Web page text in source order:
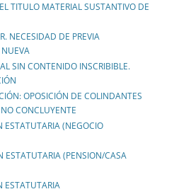
TITULO MATERIAL SUSTANTIVO DE
NECESIDAD DE PREVIA
SIN CONTENIDO INSCRIBIBLE.
OPOSICIÓN DE COLINDANTES
CONCLUYENTE
(NEGOCIO
ESTATUTARIA (PENSION/CASA
ESTATUTARIA